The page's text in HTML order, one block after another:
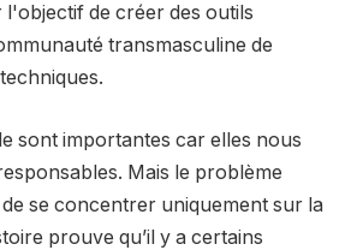
l'objectif de créer des outils
transmasculine de
sont importantes car elles nous
Mais le problème
se concentrer uniquement sur la
prouve qu’il y a certains